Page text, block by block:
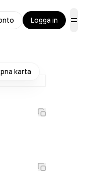
Logga in
karta